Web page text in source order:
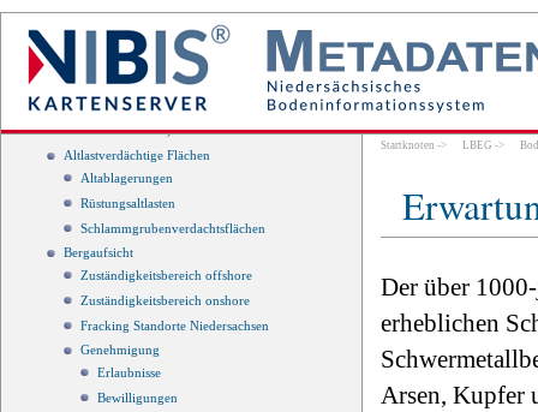
GK25 - Geologische Karte,
Übersichtskartierung
GKK25 - Profiltypen des Küstenholozäns
(GPTK25)
GKK25 - Relief der Holozänbasis (GHBK25-
Tiefenstufen)
Altlastverdächtige Flächen
Altablagerungen
Rüstungsaltlasten
Schlammgrubenverdachtsflächen
Bergaufsicht
Zuständigkeitsbereich offshore
Zuständigkeitsbereich onshore
Fracking Standorte Niedersachsen
Genehmigung
Erlaubnisse
Bewilligungen
Startknoten -> LBEG ->
Der über
erheblichen
Arsen, Kupfer